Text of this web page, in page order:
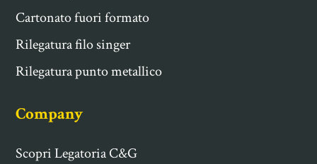
Cartonato fuori formato
Rilegatura filo singer
Rilegatura punto metallico
Company
Scopri Legatoria C&G